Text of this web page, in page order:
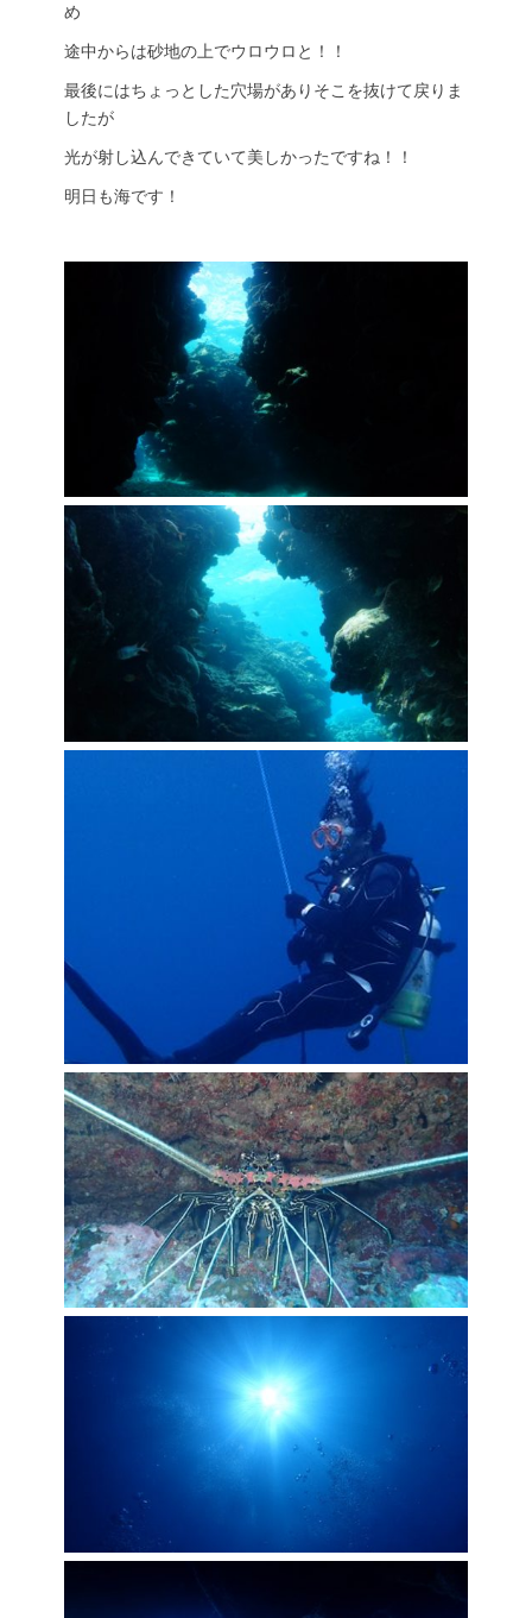
め
途中からは砂地の上でウロウロと！！
最後にはちょっとした穴場がありそこを抜けて戻りま
したが
光が射し込んできていて美しかったですね！！
明日も海です！